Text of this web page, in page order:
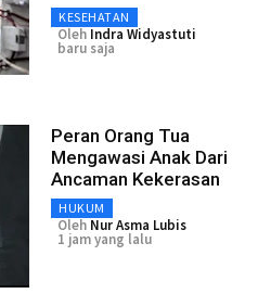
KESEHATAN
Oleh Indra Widyastuti
baru saja
Peran Orang Tua
Mengawasi Anak Dari
Ancaman Kekerasan
HUKUM
Oleh Nur Asma Lubis
1 jam yang lalu